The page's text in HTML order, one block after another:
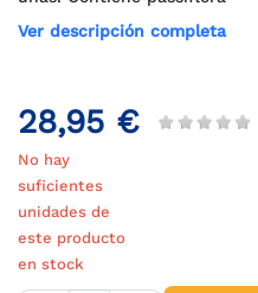
Ver descripción completa
28,95 €
No hay
suficientes
unidades de
este producto
en stock